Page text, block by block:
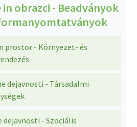
in obrazci - Beadványok
prostor - Környezet- és
dejavnosti - Társadalmi
dejavnosti - Szociális